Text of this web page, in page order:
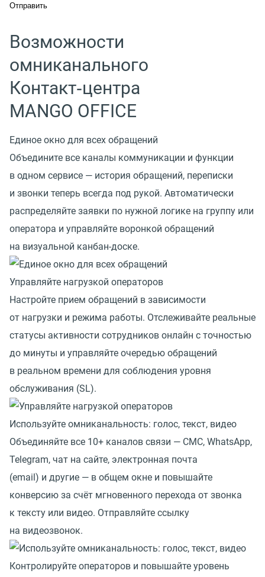
Возможности
омниканального
Контакт‑центра
MANGO OFFICE
Единое окно для всех обращений
Объедините все каналы коммуникации и функции
в одном сервисе — история обращений, переписки
и звонки теперь всегда под рукой. Автоматически
распределяйте заявки по нужной логике на группу или
оператора и управляйте воронкой обращений
на визуальной канбан-доске.
Управляйте нагрузкой операторов
Настройте прием обращений в зависимости
от нагрузки и режима работы. Отслеживайте реальные
статусы активности сотрудников онлайн с точностью
до минуты и управляйте очередью обращений
в реальном времени для соблюдения уровня
обслуживания (SL).
Используйте омниканальность: голос, текст, видео
Объединяйте все 10+ каналов связи — СМС, WhatsApp,
Telegram, чат на сайте, электронная почта
(email) и другие — в общем окне и повышайте
конверсию за счёт мгновенного перехода от звонка
к тексту или видео. Отправляйте ссылку
на видеозвонок.
Контролируйте операторов и повышайте уровень